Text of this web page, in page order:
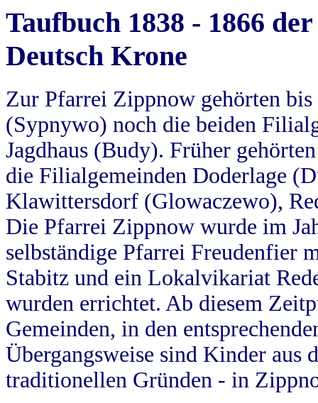
Taufbuch 1838 - 1866
Deutsch Krone
Zur Pfarrei Zippnow gehörten
(Sypnywo) noch die beiden
Jagdhaus (Budy). Früher
die Filialgemeinden Doderlage
Klawittersdorf (Glowaczewo),
Die Pfarrei Zippnow wurde im
selbständige Pfarrei Freudenfier
Stabitz und ein Lokalvikariat
wurden errichtet. Ab diesem
Gemeinden, in den
Übergangsweise sind Kinder aus
traditionellen Gründen - in